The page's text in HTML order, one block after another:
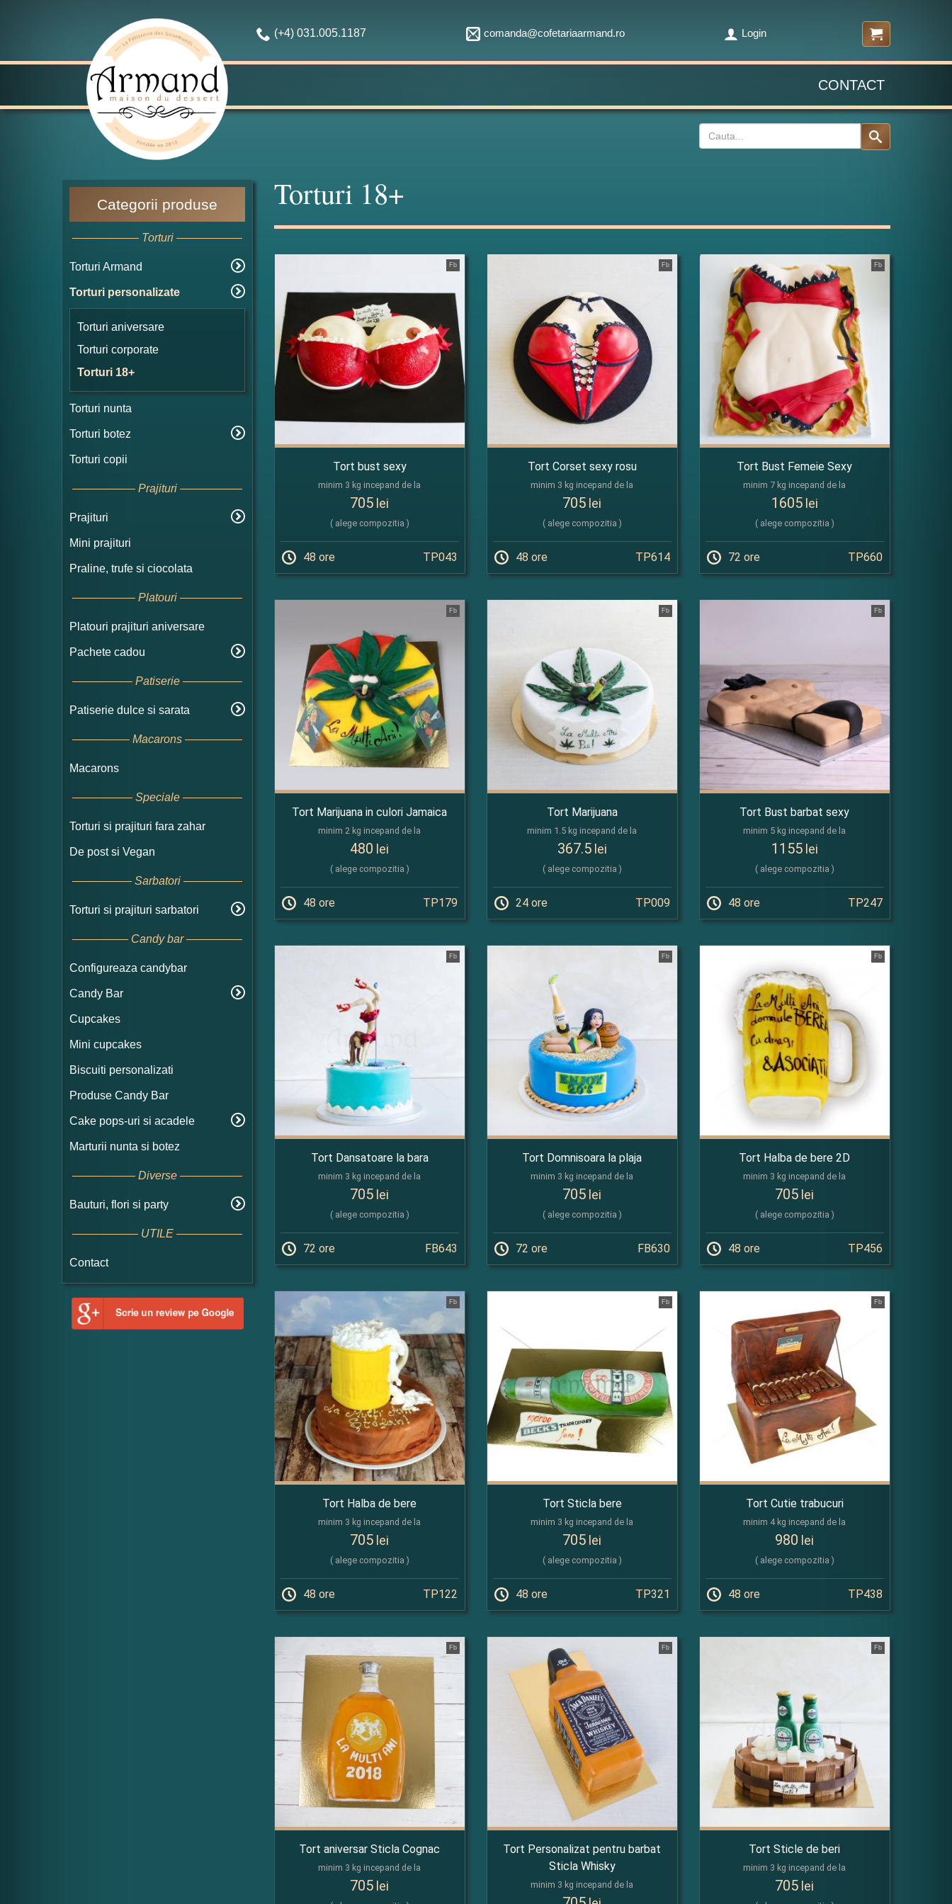
(+4) 031.005.1187 comanda@cofetariaarmand.ro Login
CONTACT
Categorii produse
Torturi
Torturi Armand
Torturi personalizate
Torturi aniversare
Torturi corporate
Torturi 18+
Torturi nunta
Torturi botez
Torturi copii
Prajituri
Prajituri
Mini prajituri
Praline, trufe si ciocolata
Platouri
Platouri prajituri aniversare
Pachete cadou
Patiserie
Patiserie dulce si sarata
Macarons
Macarons
Speciale
Torturi si prajituri fara zahar
De post si Vegan
Sarbatori
Torturi si prajituri sarbatori
Candy bar
Configureaza candybar
Candy Bar
Cupcakes
Mini cupcakes
Biscuiti personalizati
Produse Candy Bar
Cake pops-uri si acadele
Marturii nunta si botez
Diverse
Bauturi, flori si party
UTILE
Contact
Torturi 18+
Fb
Tort bust sexy
minim 3 kg incepand de la
705 lei
( alege compozitia )
48 ore TP043
Fb
Tort Corset sexy rosu
minim 3 kg incepand de la
705 lei
( alege compozitia )
48 ore TP614
Fb
Tort Bust Femeie Sexy
minim 7 kg incepand de la
1605lei
( alege compozitia )
72 ore TP660
Fb
Tort Marijuana in culori Jamaica
minim 2 kg incepand de la
480 lei
( alege compozitia )
48 ore TP179
Fb
Tort Marijuana
minim 1.5 kg incepand de la
367.5lei
( alege compozitia )
24 ore TP009
Fb
Tort Bust barbat sexy
minim 5 kg incepand de la
1155lei
( alege compozitia )
48 ore TP247
Fb
Tort Dansatoare la bara
minim 3 kg incepand de la
705 lei
( alege compozitia )
72 ore FB643
Fb
Tort Domnisoara la plaja
minim 3 kg incepand de la
705 lei
( alege compozitia )
72 ore FB630
Fb
Tort Halba de bere 2D
minim 3 kg incepand de la
705 lei
( alege compozitia )
48 ore TP456
Fb
Tort Halba de bere
minim 3 kg incepand de la
705 lei
( alege compozitia )
48 ore TP122
Fb
Tort Sticla bere
minim 3 kg incepand de la
705 lei
( alege compozitia )
48 ore TP321
Fb
Tort Cutie trabucuri
minim 4 kg incepand de la
980 lei
( alege compozitia )
48 ore TP438
Fb
Tort aniversar Sticla Cognac
minim 3 kg incepand de la
705 lei
Fb
Tort Personalizat pentru barbat
Sticla Whisky
minim 3 kg incepand de la
Fb
Tort Sticle de beri
minim 3 kg incepand de la
705 lei